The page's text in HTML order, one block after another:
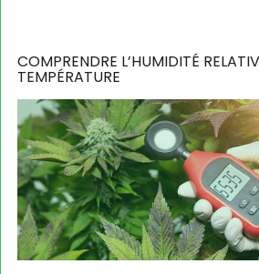
COMPRENDRE L’HUMIDITÉ
TEMPÉRATURE